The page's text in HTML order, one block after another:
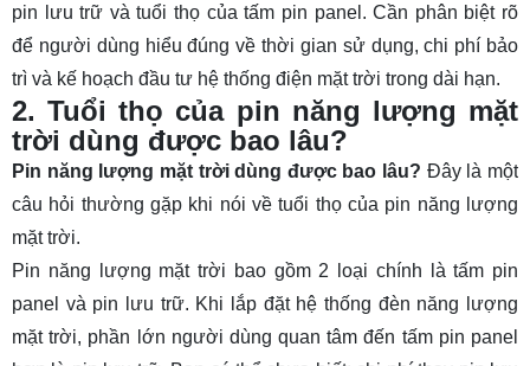
pin lưu trữ và tuổi thọ của tấm pin panel. Cần phân biệt rõ
để người dùng hiểu đúng về thời gian sử dụng, chi phí bảo
trì và kế hoạch đầu tư hệ thống điện mặt trời trong dài hạn.
2. Tuổi thọ của pin năng lượng mặt
trời dùng được bao lâu?
Pin năng lượng mặt trời dùng được bao lâu? Đây là một
câu hỏi thường gặp khi nói về tuổi thọ của pin năng lượng
mặt trời.
Pin năng lượng mặt trời bao gồm 2 loại chính là tấm pin
panel và pin lưu trữ. Khi lắp đặt hệ thống đèn năng lượng
mặt trời, phần lớn người dùng quan tâm đến tấm pin panel